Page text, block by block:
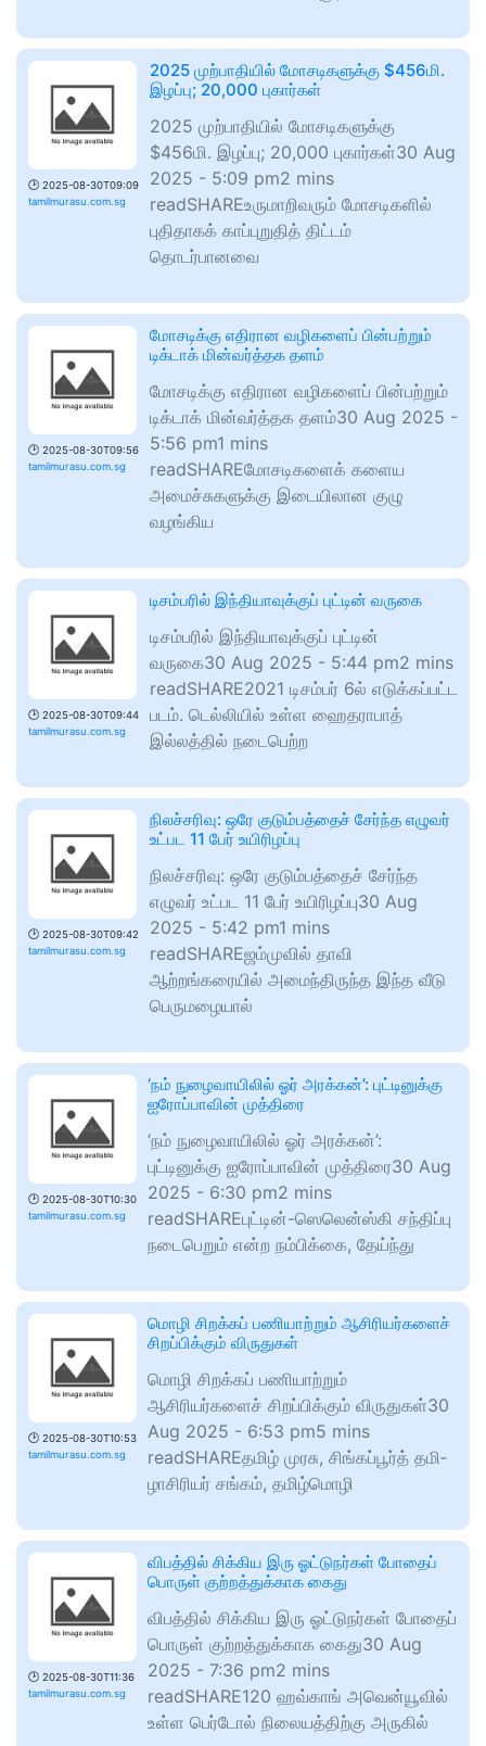
🕑 2025-08-30T09:09
tamilmurasu.com.sg
2025 முற்பாதியில் மோசடிகளுக்கு $456மி.
இழப்பு; 20,000 புகார்கள்
2025 முற்பாதியில் மோசடிகளுக்கு
$456மி. இழப்பு; 20,000 புகார்கள்30 Aug
2025 - 5:09 pm2 mins
readSHAREஉருமாறிவரும் மோசடிகளில்
புதிதாகக் காப்புறுதித் திட்டம்
தொடர்பானவை
🕑 2025-08-30T09:56
tamilmurasu.com.sg
மோசடிக்கு எதிரான வழிகளைப் பின்பற்றும்
டிக்டாக் மின்வர்த்தக தளம்
மோசடிக்கு எதிரான வழிகளைப் பின்பற்றும்
டிக்டாக் மின்வர்த்தக தளம்30 Aug 2025 -
5:56 pm1 mins
readSHAREமோசடிகளைக் களைய
அமைச்சுகளுக்கு இடையிலான குழு
வழங்கிய
🕑 2025-08-30T09:44
tamilmurasu.com.sg
டிசம்பரில் இந்தியாவுக்குப் புட்டின் வருகை
டிசம்பரில் இந்தியாவுக்குப் புட்டின்
வருகை30 Aug 2025 - 5:44 pm2 mins
readSHARE2021 டிசம்பர் 6ல் எடுக்கப்பட்ட
படம். டெல்லியில் உள்ள ஹைதராபாத்
இல்லத்தில் நடைபெற்ற
🕑 2025-08-30T09:42
tamilmurasu.com.sg
நிலச்சரிவு: ஒரே குடும்பத்தைச் சேர்ந்த எழுவர்
உட்பட 11 பேர் உயிரிழப்பு
நிலச்சரிவு: ஒரே குடும்பத்தைச் சேர்ந்த
எழுவர் உட்பட 11 பேர் உயிரிழப்பு30 Aug
2025 - 5:42 pm1 mins
readSHAREஜம்முவில் தாவி
ஆற்றங்கரையில் அமைந்திருந்த இந்த வீடு
பெருமழையால்
🕑 2025-08-30T10:30
tamilmurasu.com.sg
‘நம் நுழைவாயிலில் ஓர் அரக்கன்’: புட்டினுக்கு
ஐரோப்பாவின் முத்திரை
‘நம் நுழைவாயிலில் ஓர் அரக்கன்’:
புட்டினுக்கு ஐரோப்பாவின் முத்திரை30 Aug
2025 - 6:30 pm2 mins
readSHAREபுட்டின்-ஸெலென்ஸ்கி சந்திப்பு
நடைபெறும் என்ற நம்பிக்கை, தேய்ந்து
🕑 2025-08-30T10:53
tamilmurasu.com.sg
மொழி சிறக்கப் பணியாற்றும் ஆசிரியர்களைச்
சிறப்பிக்கும் விருதுகள்
மொழி சிறக்கப் பணியாற்றும்
ஆசிரியர்களைச் சிறப்பிக்கும் விருதுகள்30
Aug 2025 - 6:53 pm5 mins
readSHAREதமிழ் முர­சு, சிங்­கப்­பூர்த் தமி­
ழா­சி­ரி­யர் சங்­க­ம், தமிழ்­மொழி
🕑 2025-08-30T11:36
tamilmurasu.com.sg
விபத்தில் சிக்கிய இரு ஓட்டுநர்கள் போதைப்
பொருள் குற்றத்துக்காக கைது
விபத்தில் சிக்கிய இரு ஓட்டுநர்கள் போதைப்
பொருள் குற்றத்துக்காக கைது30 Aug
2025 - 7:36 pm2 mins
readSHARE120 ஹவ்காங் அவென்யூவில்
உள்ள பெர்டோல் நிலையத்திற்கு அருகில்